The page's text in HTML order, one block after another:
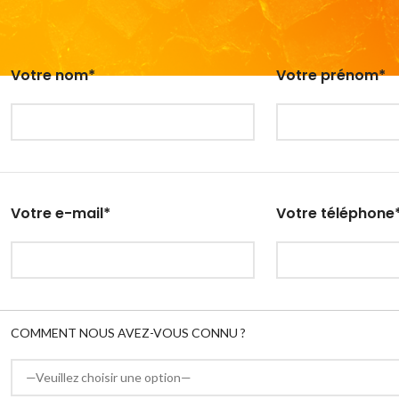
Votre nom* Votre prénom*
Votre e-mail* Votre
COMMENT NOUS AVEZ-VOUS CONNU ?